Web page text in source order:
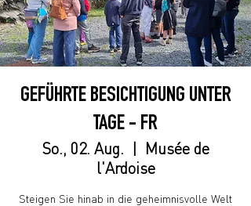
GEFÜHRTE BESICHTIGUNG UNTER
TAGE - FR
So., 02. Aug.
  |
Musée de
l'Ardoise
Steigen Sie hinab in die geheimnisvolle Welt